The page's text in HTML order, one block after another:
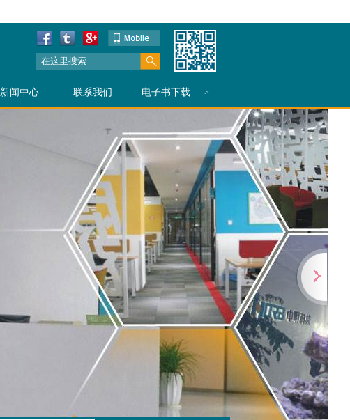
新闻中心 联系我们 电子书下载 >